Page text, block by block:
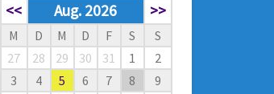
<< Aug. 2026 >>
M D M D F S
S
27
28 29 30 31 1
2
3
4 5 6 7 8
9